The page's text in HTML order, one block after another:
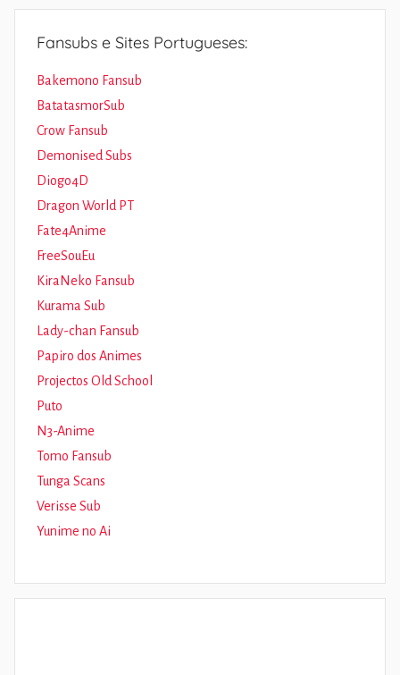
Fansubs e Sites Portugueses:
Bakemono Fansub
BatatasmorSub
Crow Fansub
Demonised Subs
Diogo4D
Dragon World PT
Fate4Anime
FreeSouEu
KiraNeko Fansub
Kurama Sub
Lady-chan Fansub
Papiro dos Animes
Projectos Old School
Puto
N3-Anime
Tomo Fansub
Tunga Scans
Verisse Sub
Yunime no Ai